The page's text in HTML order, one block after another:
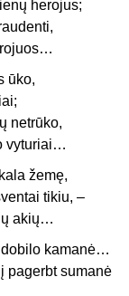
herojus;
rojuos…
ūko,
netrūko,
vyturiai…
žemę,
tikiu, –
akių…
dobilo kamanė…
pagerbt sumanė